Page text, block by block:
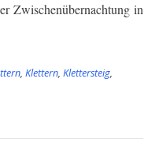
Zwischenübernachtung in
, Klettern, Klettersteig,